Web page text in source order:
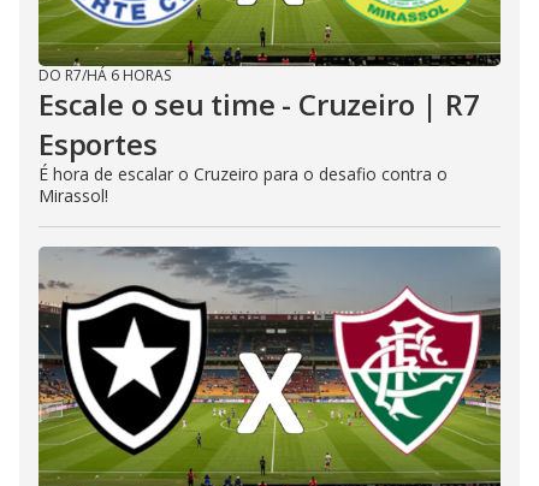
DO R7/HÁ 6 HORAS
Escale o seu time - Cruzeiro | R7
Esportes
É hora de escalar o Cruzeiro para o desafio contra o
Mirassol!